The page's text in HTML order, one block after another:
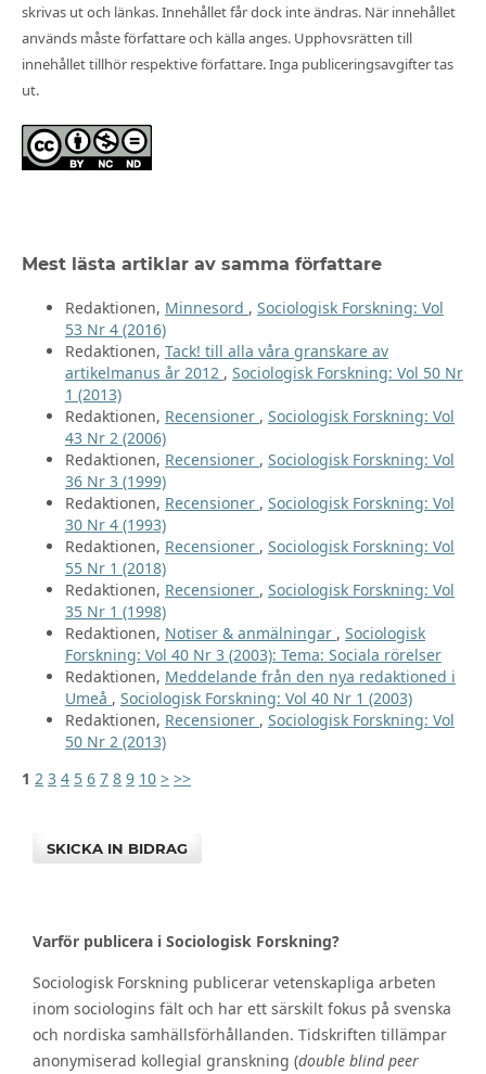
skrivas ut och länkas. Innehållet får dock inte ändras. När innehållet
används måste författare och källa anges. Upphovsrätten till
innehållet tillhör respektive författare. Inga publiceringsavgifter tas
ut.
Mest lästa artiklar av samma författare
Redaktionen, Minnesord , Sociologisk Forskning: Vol
53 Nr 4 (2016)
Redaktionen, Tack! till alla våra granskare av
artikelmanus år 2012 , Sociologisk Forskning: Vol 50 Nr
1 (2013)
Redaktionen, Recensioner , Sociologisk Forskning: Vol
43 Nr 2 (2006)
Redaktionen, Recensioner , Sociologisk Forskning: Vol
36 Nr 3 (1999)
Redaktionen, Recensioner , Sociologisk Forskning: Vol
30 Nr 4 (1993)
Redaktionen, Recensioner , Sociologisk Forskning: Vol
55 Nr 1 (2018)
Redaktionen, Recensioner , Sociologisk Forskning: Vol
35 Nr 1 (1998)
Redaktionen, Notiser & anmälningar , Sociologisk
Forskning: Vol 40 Nr 3 (2003): Tema: Sociala rörelser
Redaktionen, Meddelande från den nya redaktioned i
Umeå , Sociologisk Forskning: Vol 40 Nr 1 (2003)
Redaktionen, Recensioner , Sociologisk Forskning: Vol
50 Nr 2 (2013)
1 2 3 4 5 6 7 8 9 10 > >>
SKICKA IN BIDRAG
Varför publicera i Sociologisk Forskning?
Sociologisk Forskning publicerar vetenskapliga arbeten
inom sociologins fält och har ett särskilt fokus på svenska
och nordiska samhällsförhållanden. Tidskriften tillämpar
anonymiserad kollegial granskning (double blind peer